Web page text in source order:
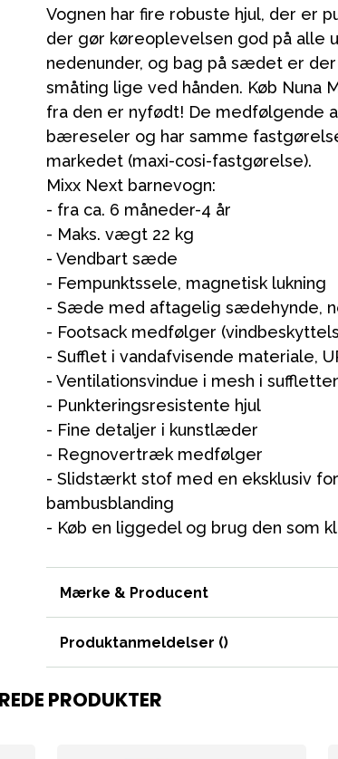
Vognen har fire robuste hjul, der er
der gør køreoplevelsen god på alle
nedenunder, og bag på sædet er
småting lige ved hånden. Køb Nuna
fra den er nyfødt! De medfølgende
bæreseler og har samme
markedet (maxi-cosi-fastgørelse).
Mixx Next barnevogn:
- fra ca. 6 måneder-4 år
- Maks. vægt 22 kg
- Vendbart sæde
- Fempunktssele, magnetisk lukning
- Sæde med aftagelig sædehynde,
- Footsack medfølger
- Sufflet i vandafvisende materiale,
- Ventilationsvindue i mesh i
- Punkteringsresistente hjul
- Fine detaljer i kunstlæder
- Regnovertræk medfølger
- Slidstærkt stof med en eksklusiv
bambusblanding
- Køb en liggedel og brug den som
Mærke & Producent
Produktanmeldelser ()
PRODUKTER
VÅRT SORTIMENT
Mor & Far
& sengetøj
Tilbehør
Reservedele
Guide Kontakt os på